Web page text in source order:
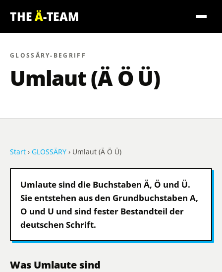
THEÄ-TEAM
GLOSSÄRY-BEGRIFF
Umlaut(Ä Ö Ü)
Start › GLOSSÄRY › Umlaut (Ä Ö Ü)
Umlaute sind die Buchstaben Ä, Ö und Ü.
Sie entstehen aus den Grundbuchstaben A,
O und U und sind fester Bestandteil der
deutschen Schrift.
Was Umlaute sind